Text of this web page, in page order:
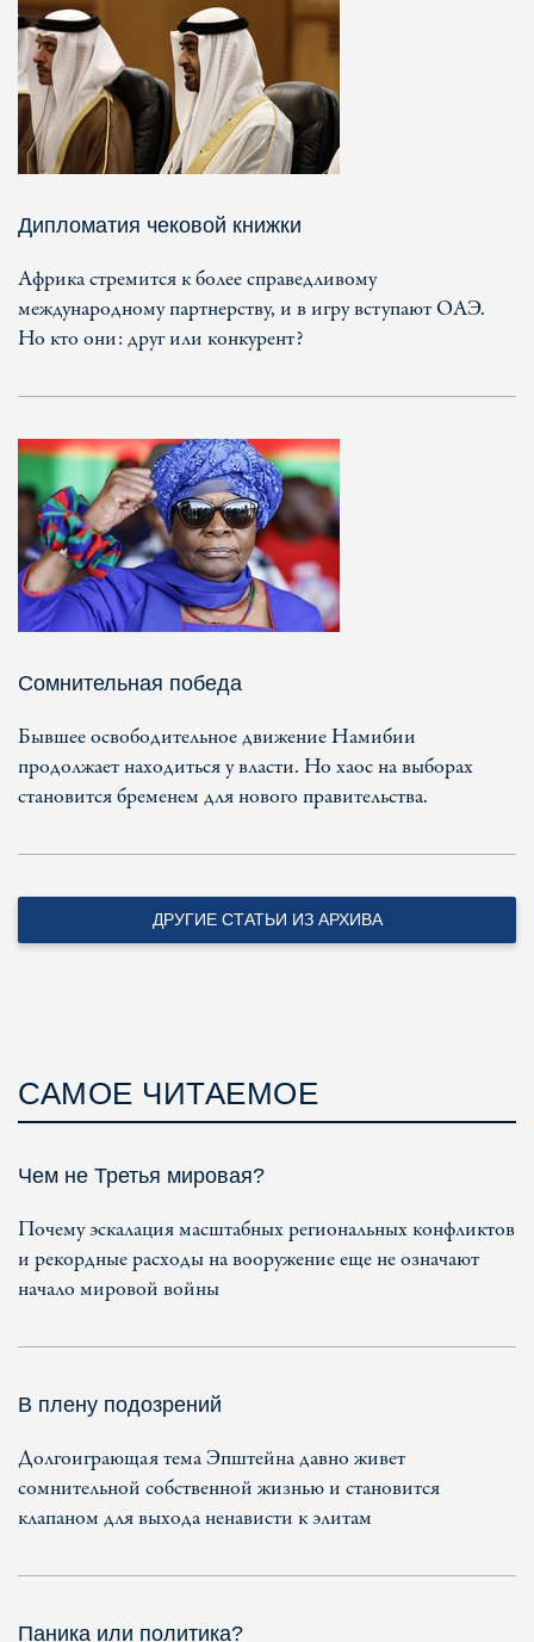
Дипломатия чековой книжки
Африка стремится к более справедливому
международному партнерству, и в игру вступают ОАЭ.
Но кто они: друг или конкурент?
Сомнительная победа
Бывшее освободительное движение Намибии
продолжает находиться у власти. Но хаос на выборах
становится бременем для нового правительства.
ДРУГИЕ СТАТЬИ ИЗ АРХИВА
САМОЕ ЧИТАЕМОЕ
Чем не Третья мировая?
Почему эскалация масштабных региональных конфликтов
и рекордные расходы на вооружение еще не означают
начало мировой войны
В плену подозрений
Долгоиграющая тема Эпштейна давно живет
сомнительной собственной жизнью и становится
клапаном для выхода ненависти к элитам
Паника или политика?